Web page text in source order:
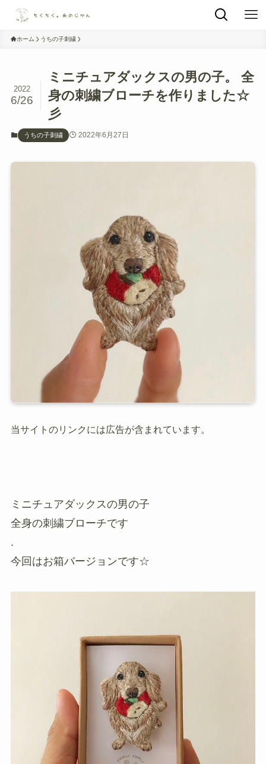
ホーム うちの子刺繍
ミニチュアダックスの男の子。 全
身の刺繍ブローチを作りました☆
彡
2022
6/26
うちの子刺繍 2022年6月27日
当サイトのリンクには広告が含まれています。
ミニチュアダックスの男の子
全身の刺繍ブローチです
.
今回はお箱バージョンです☆